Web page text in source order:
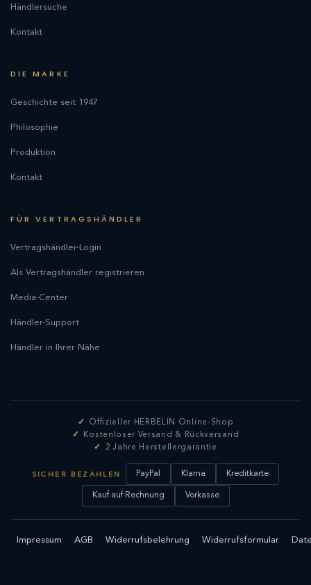
Händlersuche
Kontakt
DIE MARKE
Geschichte seit 1947
Philosophie
Produktion
Kontakt
FÜR VERTRAGSHÄNDLER
Vertragshändler-Login
Als Vertragshändler registrieren
Media-Center
Händler-Support
Händler in Ihrer Nähe
Offizieller HERBELIN Online-Shop
Kostenloser Versand & Rückversand
2 Jahre Herstellergarantie
SICHER BEZAHLEN PayPal Klarna Kreditkarte
Kauf auf Rechnung Vorkasse
Impressum AGB Widerrufsbelehrung Widerrufsformular